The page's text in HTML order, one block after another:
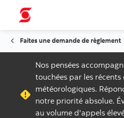
Faites une demande de règlement
Nos pensées
touchées par les récents
météorologiques.
notre priorité absolue.
au volume d'appels